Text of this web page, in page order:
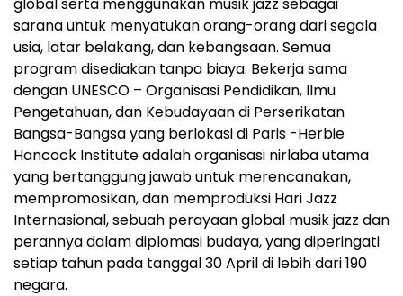
sarana untuk menyatukan orang-orang dari segala
usia, latar belakang, dan kebangsaan. Semua
program disediakan tanpa biaya. Bekerja sama
dengan UNESCO – Organisasi Pendidikan, Ilmu
Pengetahuan, dan Kebudayaan di Perserikatan
Bangsa-Bangsa yang berlokasi di Paris -Herbie
Hancock Institute adalah organisasi nirlaba utama
yang bertanggung jawab untuk merencanakan,
mempromosikan, dan memproduksi Hari Jazz
Internasional, sebuah perayaan global musik jazz dan
perannya dalam diplomasi budaya, yang diperingati
setiap tahun pada tanggal 30 April di lebih dari 190
negara.